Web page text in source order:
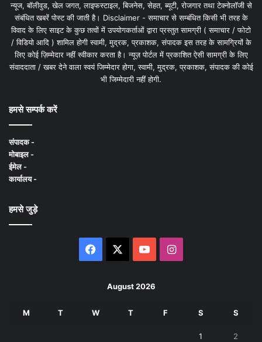
न्यूज, बॉलीवुड, खेल जगत, लाइफस्टाइल, बिजनेस, सेहत, ब्यूटी, रोजगार तथा टेक्नोलॉजी से
संबंधित खबरें पोस्ट की जाती है। Disclaimer - समाचार से सम्बंधित किसी भी तरह के
विवाद के लिए साइट के कुछ तत्वों में उपयोगकर्ताओं द्वारा प्रस्तुत सामग्री ( समाचार / फोटो
/ विडियो आदि ) शामिल होगी स्वामी, मुद्रक, प्रकाशक, संपादक इस तरह के सामग्रियों के
लिए कोई ज़िम्मेदार नहीं स्वीकार करता है। न्यूज़ पोर्टल में प्रकाशित ऐसी सामग्री के लिए
संवाददाता / खबर देने वाला स्वयं जिम्मेदार होगा, स्वामी, मुद्रक, प्रकाशक, संपादक की कोई
भी जिम्मेदारी नहीं होगी.
हमसे सम्पर्क करें
संपादक -
मोबाइल -
ईमेल -
कार्यालय -
हमसे जुड़े
Facebook YouTubeInstagram
August 2026
M T W T F S S
1 2